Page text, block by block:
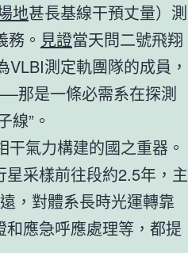
地甚長基線干預丈量）測
。 見證當天問二號飛翔
測定軌團隊的成員，
那是一條必需系在探測
線”。
氣力構建的國之重器。
采樣前往段約2.5年，主
，對體系長時光運轉靠
應急呼應處理等，都提